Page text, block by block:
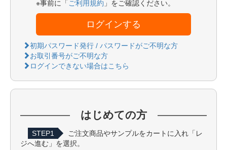
※事前に「 ご利用規約 」をご確認ください。
ログインする
初期パスワード発行 / パスワードがご不明な方
お取引番号がご不明な方
ログインできない場合はこちら
はじめての方
STEP1
ご注文商品やサンプルをカートに入れ「レ
ジへ進む」を選択。